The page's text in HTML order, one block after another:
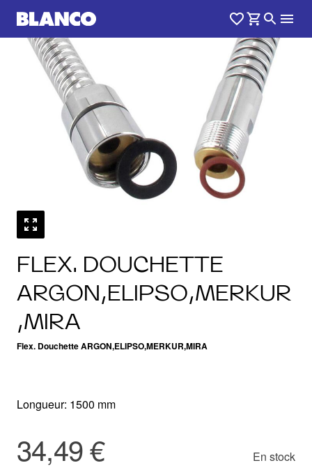
FLEX. DOUCHETTE
ARGON,ELIPSO,MERKUR
,MIRA
Flex. Douchette ARGON,ELIPSO,MERKUR,MIRA
/0
Longueur: 1500 mm
34,49 € En stock